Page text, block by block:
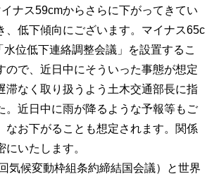
ナス59cmからさらに下がってきてい
、低下傾向にございます。マイナス65c
水位低下連絡調整会議」を設置するこ
ので、近日中にそういった事態が想定
滞なく取り扱うよう土木交通部長に指
。近日中に雨が降るような予報等もご
なお下がることも想定されます。関係
いたします。
気候変動枠組条約締結国会議）と世界